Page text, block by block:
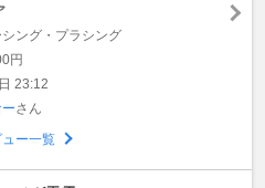
ング・プラシング
円
23:12
さん
ー一覧